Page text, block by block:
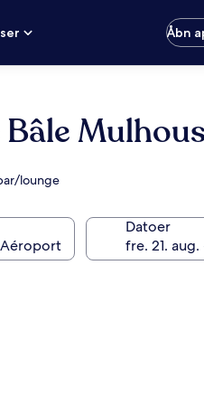
Åbn
lounge
Datoer